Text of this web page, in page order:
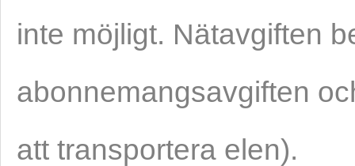
inte möjligt. Nätavgiften
abonnemangsavgiften
att transportera elen).